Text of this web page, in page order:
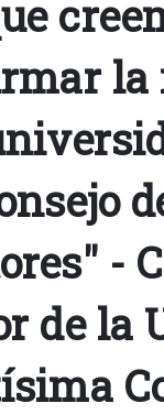
la
-
de la